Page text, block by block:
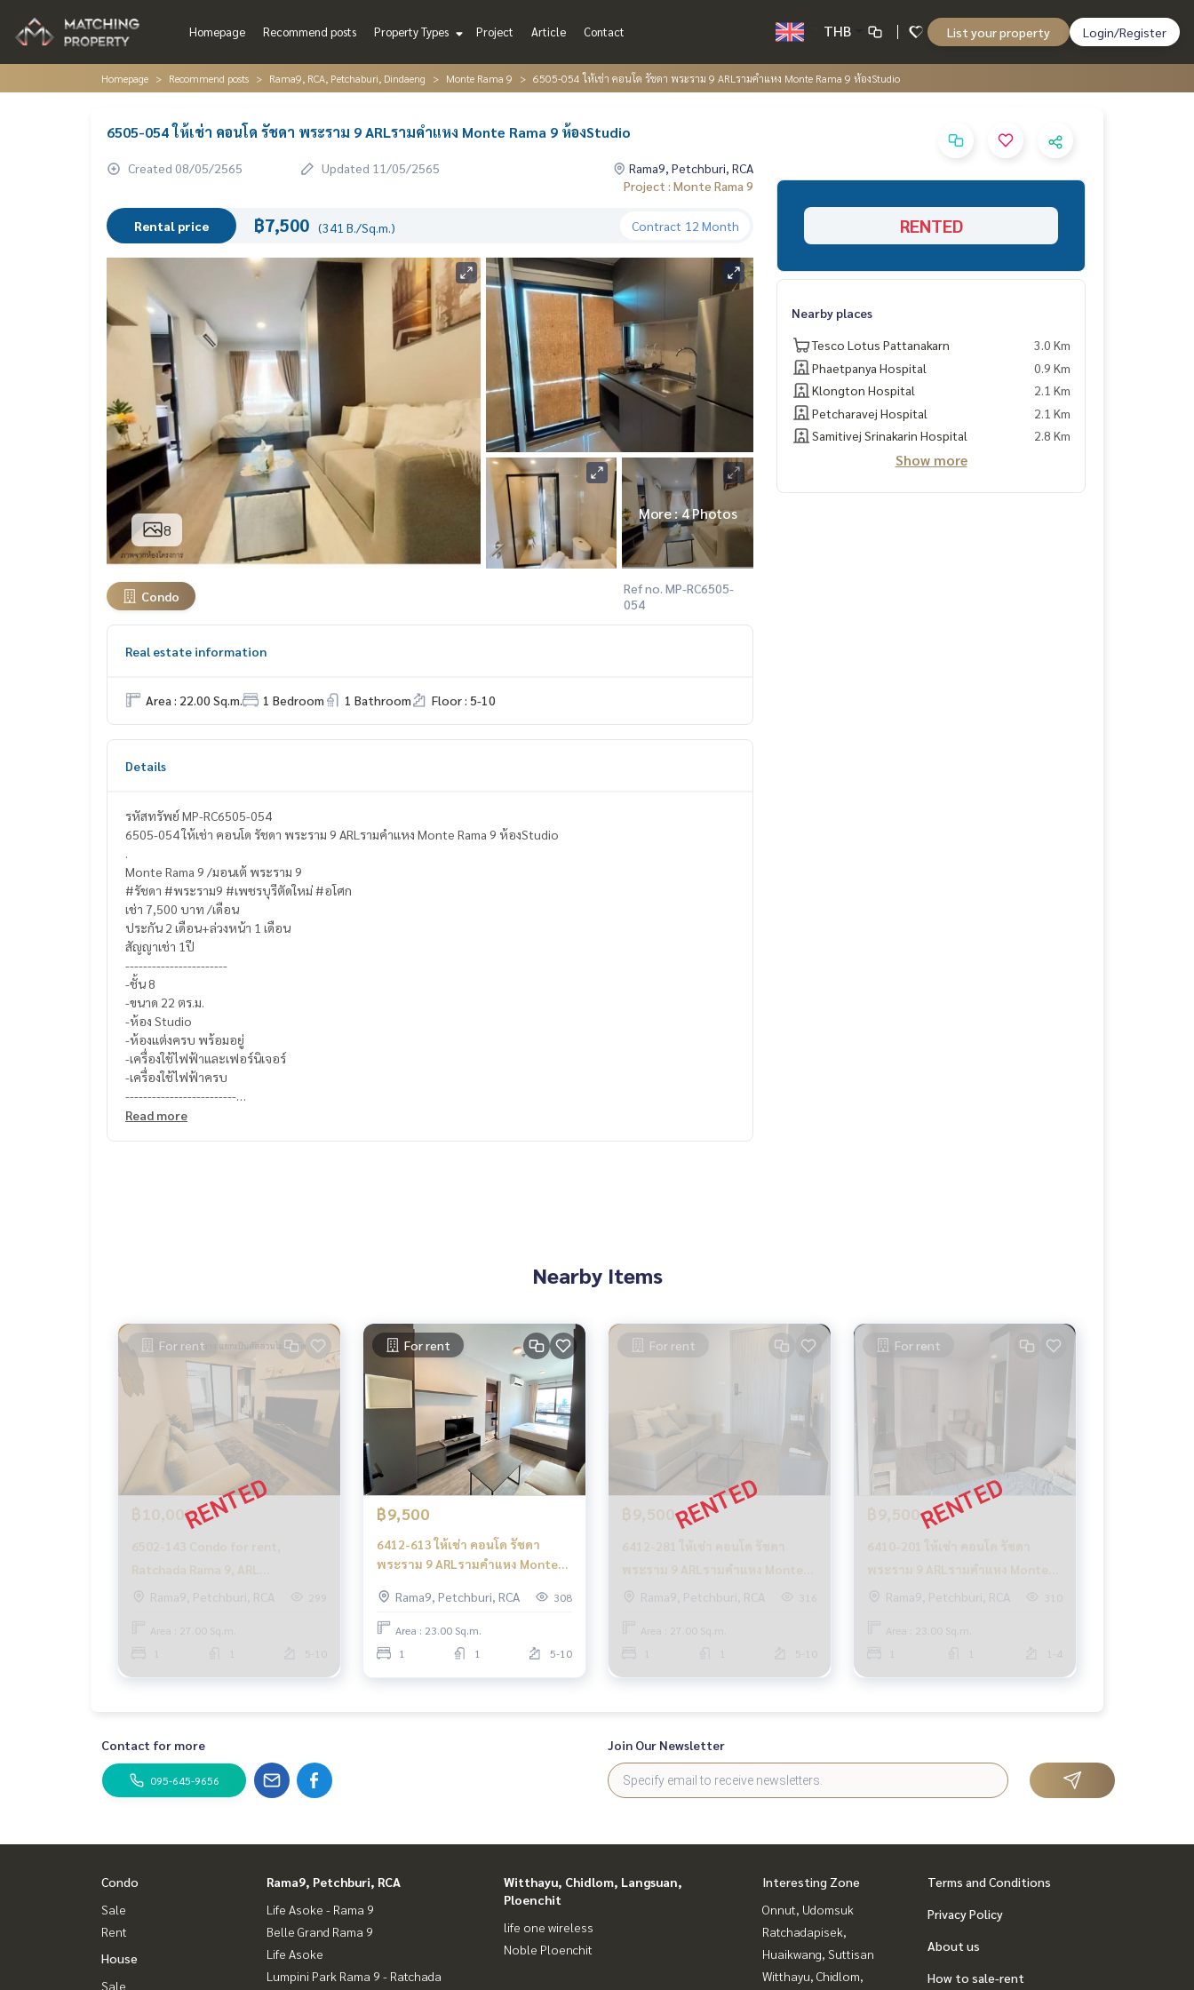
Homepage Recommend posts Property Types Project Article Contact THB List your property Login/Register
Homepage Recommend posts Rama9, RCA, Petchaburi, Dindaeng Monte Rama 9 6505-054 ให้เช่า คอนโด รัชดา พระราม 9 ARLรามคำแหง Monte Rama 9 ห้องStudio
6505-054 ให้เช่า คอนโด รัชดา พระราม 9 ARLรามคำแหง Monte Rama 9 ห้องStudio
Created 08/05/2565 Updated 11/05/2565
Rama9, Petchburi, RCA
Project : Monte Rama 9
Rental price ฿7,500 (341 B./Sq.m.) Contract 12 Month
8
More : 4 Photos
Condo
Ref no. MP-RC6505-
054
Real estate information
Area : 22.00 Sq.m. 1 Bedroom 1 Bathroom Floor : 5-10
Details
รหัสทรัพย์ MP-RC6505-054
6505-054 ให้เช่า คอนโด รัชดา พระราม 9 ARLรามคำแหง Monte Rama 9 ห้องStudio
Monte Rama 9 /มอนเต้ พระราม 9
#รัชดา #พระราม9 #เพชรบุรีตัดใหม่ #อโศก
เช่า 7,500 บาท /เดือน
ประกัน 2 เดือน+ล่วงหน้า 1 เดือน
สัญญาเช่า 1ปี
-----------------------
-ชั้น 8
-ขนาด 22 ตร.ม.
-ห้อง Studio
-ห้องแต่งครบ พร้อมอยู่
-เครื่องใช้ไฟฟ้าและเฟอร์นิเจอร์
-เครื่องใช้ไฟฟ้าครบ
-------------------------
- กุญแจห้องเป็นแบบ Digital Lock
(ไทย) K.เอ็กซ์ ปริณวัชญณ์
095-645-9656
(Eng) K.Phratt082-628-9491
รับฝากซื้อ ขาย เช่า ที่ดิน บ้าน ทาวเฮ้าส์ ทาวโฮม คอนโด อพาร์ทเมนท์ โรงแรม รีสอร์ท กับทีมงานอสังหาฯมืออาชีพ ที่ทำงา
นกันเป็นระบบเครือข่าย และใช้เทคโนโลยีล่าสุดในการทำการตลาดเพื่อหาลูกค้าได้อย่างรวดเร็ว
เช่า คอนโด Monte Rama 9 /มอนเต้ พระราม 9
คอนโด เช่า รัชดา พระราม9 เพชรบุรีตัดใหม่ อโศก
คอนโด ARLรามคำแหง เช่า
Monte Rama 9 rent
Monte Rama 9 rent Ratchada Rama9 NewPetchburi Asoke
Read more
RENTED
Nearby places
Tesco Lotus Pattanakarn
3.0 Km
Phaetpanya Hospital
0.9 Km
Klongton Hospital
2.1 Km
Petcharavej Hospital
2.1 Km
Samitivej Srinakarin Hospital
2.8 Km
Show more
Nearby Items
For rent
฿10,000
6502-143 Condo for rent,
Ratchada Rama 9, ARL
Ramkhamhaeng, Monte Rama 9, 1
Rama9, Petchburi, RCA 299
Area : 27.00 Sq.m.
5-10
For rent
฿9,500
6412-613 ให้เช่า คอนโด รัชดา
พระราม 9 ARLรามคำแหง Monte
Rama9, Petchburi, RCA
308
Area : 23.00 Sq.m.
1
1 5-10
For rent
฿9,500
6412-281 ให้เช่า คอนโด รัชดา
พระราม 9 ARLรามคำแหง Monte
Rama 9 1ห้องนอน
Rama9, Petchburi, RCA 316
Area : 27.00 Sq.m.
5-10
For rent
฿9,500
6410-201 ให้เช่า คอนโด รัชดา
พระราม 9 ARLรามคำแหง Monte
Rama 9 1ห้องนอน วิวสระ
Rama9, Petchburi, RCA 310
Area : 23.00 Sq.m.
1-4
Contact for more
095-645-9656
Join Our Newsletter
Condo
Sale
Rent
House
Sale
Rama9, Petchburi, RCA
Life Asoke - Rama 9
Belle Grand Rama 9
Life Asoke
Lumpini Park Rama 9 - Ratchada
Witthayu, Chidlom, Langsuan,
Ploenchit
life one wireless
Noble Ploenchit
Interesting Zone
Onnut, Udomsuk
Ratchadapisek,
Huaikwang, Suttisan
Witthayu, Chidlom,
Terms and Conditions
Privacy Policy
About us
How to sale-rent